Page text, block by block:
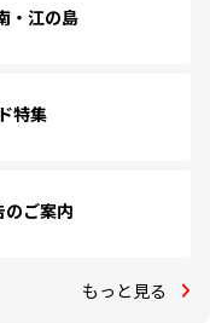
・江の島
特集
のご案内
もっと見る